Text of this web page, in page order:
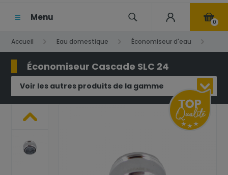
Menu 0
Accueil Eau domestique Économiseur d'eau
Économiseur Cascade SLC 24
Économiseur Cascade SLC 24
Voir les autres produits de la gamme